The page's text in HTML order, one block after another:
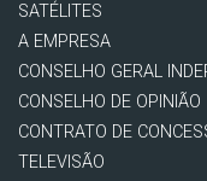
SATÉLITES
A EMPRESA
CONSELHO GERAL
CONSELHO DE OPINIÃO
CONTRATO DE
TELEVISÃO